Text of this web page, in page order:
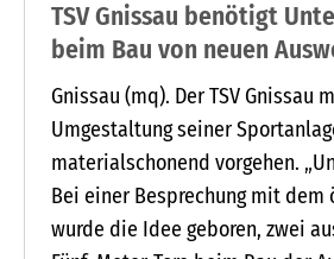
TSV Gnissau benötigt
beim Bau von neuen
Gnissau (mq). Der TSV Gnissau
Umgestaltung seiner
materialschonend vorgehen.
Projekt in dieser Richtung sind
Auswechselbänke und eine
Bei einer Besprechung mit
wurde die Idee geboren, zwei